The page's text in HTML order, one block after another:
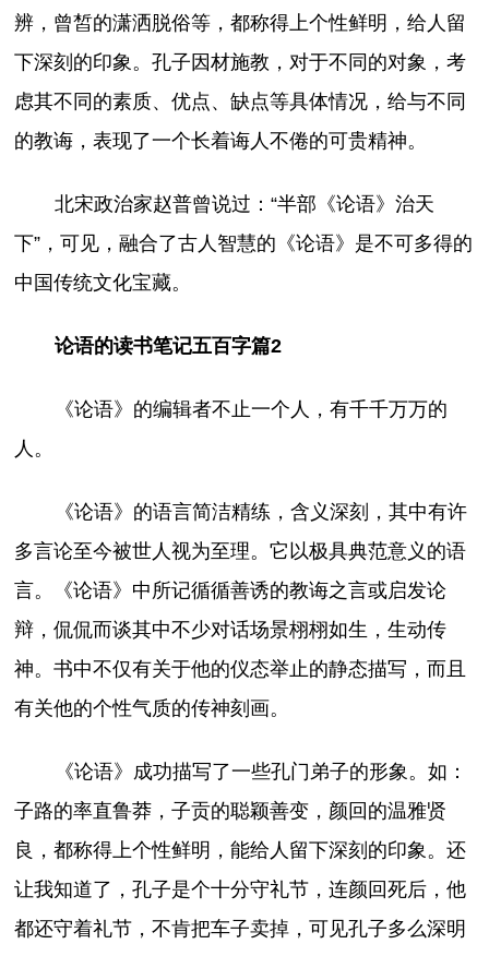
辨，曾皙的潇洒脱俗等，都称得上个性鲜明，给人留
下深刻的印象。孔子因材施教，对于不同的对象，考
虑其不同的素质、优点、缺点等具体情况，给与不同
的教诲，表现了一个长着诲人不倦的可贵精神。
北宋政治家赵普曾说过：“半部《论语》治天
下”，可见，融合了古人智慧的《论语》是不可多得的
中国传统文化宝藏。
论语的读书笔记五百字篇2
《论语》的编辑者不止一个人，有千千万万的
人。
《论语》的语言简洁精练，含义深刻，其中有许
多言论至今被世人视为至理。它以极具典范意义的语
言。《论语》中所记循循善诱的教诲之言或启发论
辩，侃侃而谈其中不少对话场景栩栩如生，生动传
神。书中不仅有关于他的仪态举止的静态描写，而且
有关他的个性气质的传神刻画。
《论语》成功描写了一些孔门弟子的形象。如：
子路的率直鲁莽，子贡的聪颖善变，颜回的温雅贤
良，都称得上个性鲜明，能给人留下深刻的印象。还
让我知道了，孔子是个十分守礼节，连颜回死后，他
都还守着礼节，不肯把车子卖掉，可见孔子多么深明